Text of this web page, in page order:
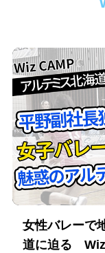
女性バレーで
道に迫る